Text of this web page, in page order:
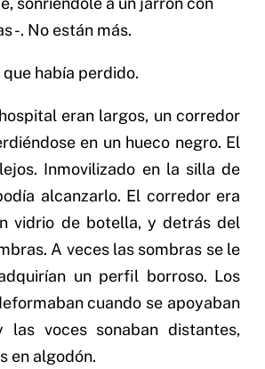
-. No están más.
había perdido.
eran largos, un corredor
en un hueco negro. El
Inmovilizado en la silla de
alcanzarlo. El corredor era
vidrio de botella, y detrás del
A veces las sombras se le
un perfil borroso. Los
cuando se apoyaban
voces sonaban distantes,
en algodón.